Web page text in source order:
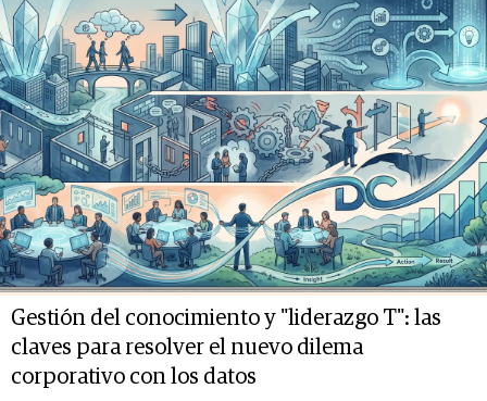
Gestión del conocimiento y "liderazgo T": las
claves para resolver el nuevo dilema
corporativo con los datos